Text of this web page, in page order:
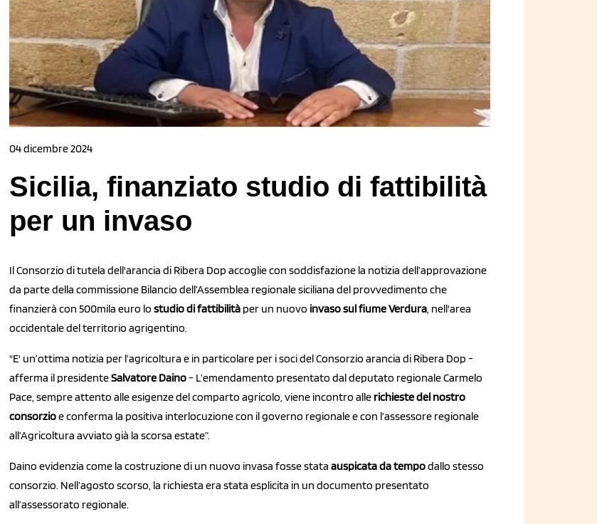
04 dicembre 2024
Sicilia, finanziato studio di fattibilità
per un invaso
Il Consorzio di tutela dell'arancia di Ribera Dop accoglie con soddisfazione la notizia dell’approvazione
da parte della commissione Bilancio dell’Assemblea regionale siciliana del provvedimento che
finanzierà con 500mila euro lo studio di fattibilità per un nuovo invaso sul fiume Verdura , nell'area
occidentale del territorio agrigentino.
"E' un’ottima notizia per l’agricoltura e in particolare per i soci del Consorzio arancia di Ribera Dop -
afferma il presidenteSalvatore Daino- L’emendamento presentato dal deputato regionale Carmelo
Pace, sempre attento alle esigenze del comparto agricolo, viene incontro alle richieste del nostro
consorzioe conferma la positiva interlocuzione con il governo regionale e con l’assessore regionale
all’Agricoltura avviato già la scorsa estate”.
Daino evidenzia come la costruzione di un nuovo invasa fosse stata auspicata da tempodallo stesso
consorzio. Nell’agosto scorso, la richiesta era stata esplicita in un documento presentato
all’assessorato regionale.